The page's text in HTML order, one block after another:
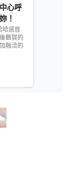
心呼
！
哈感冒
鶴賀的
融洽的